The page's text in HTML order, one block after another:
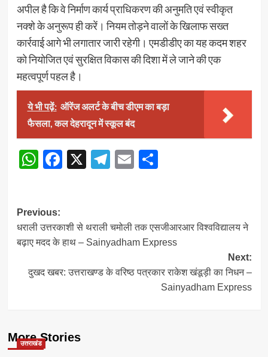
अपील है कि वे निर्माण कार्य प्राधिकरण की अनुमति एवं स्वीकृत
नक्शे के अनुरूप ही करें। नियम तोड़ने वालों के खिलाफ सख्त
कार्रवाई आगे भी लगातार जारी रहेगी। एमडीडीए का यह कदम शहर
को नियोजित एवं सुरक्षित विकास की दिशा में ले जाने की एक
महत्वपूर्ण पहल है।
ये भी पढ़ें: ऑरेंज अलर्ट के बीच डीएम का बड़ा
फैसला, कल देहरादून में स्कूल बंद
WhatsApp
Facebook
X Telegram
EmailShare
Post
navigation
Previous:
धराली उत्तरकाशी से थराली चमोली तक एसजीआरआर विश्वविद्यालय ने
बढ़ाए मदद के हाथ – Sainyadham Express
Next:
दुखद खबर: उत्तराखण्ड के वरिष्ठ पत्रकार राकेश खंडूड़ी का निधन –
Sainyadham Express
More Stories
उत्तराखंड